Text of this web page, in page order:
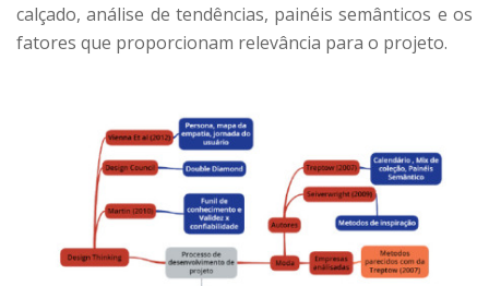
calçado, análise de tendências, painéis semânticos e os
fatores que proporcionam relevância para o projeto.